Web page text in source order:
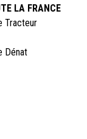
LA FRANCE
Tracteur
Dénat